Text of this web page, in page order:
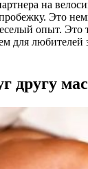
на
Это
опыт. Это
для любителей
другу